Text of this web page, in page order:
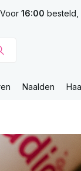
Voor 16:00 besteld,
Naalden